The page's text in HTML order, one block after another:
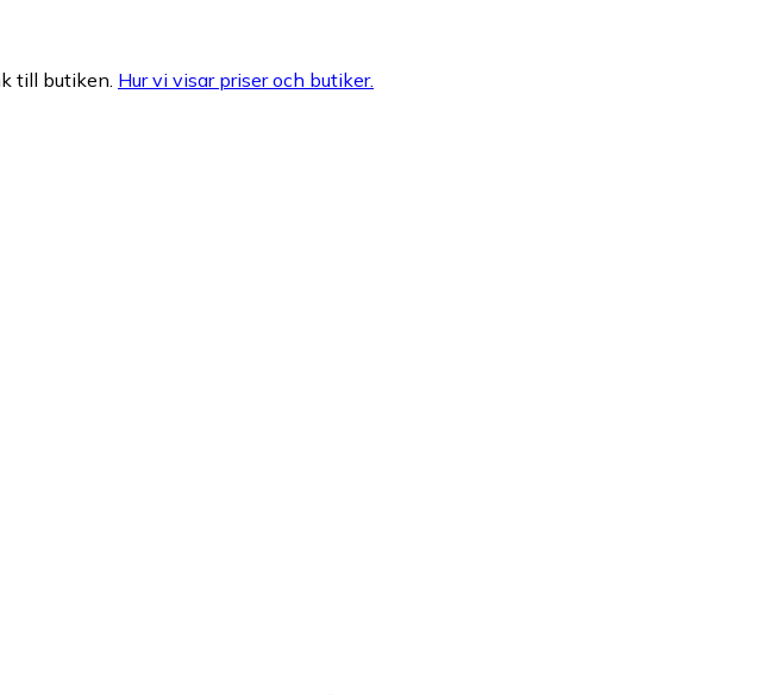
till butiken. Hur vi visar priser och butiker.